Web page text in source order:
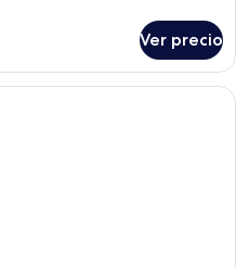
Ver precio
Minibar, caja de seguridad en la